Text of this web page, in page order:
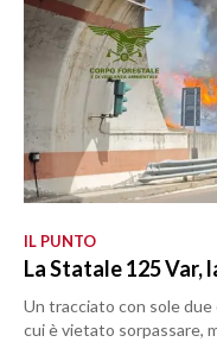
IL PUNTO
La Statale 125 Var,
Un tracciato con sole
cui è vietato sorpassare,